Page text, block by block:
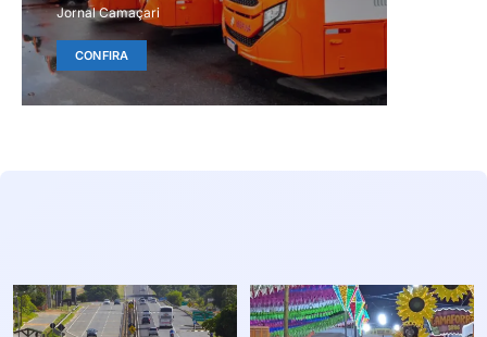
Jornal Camaçari
CONFIRA